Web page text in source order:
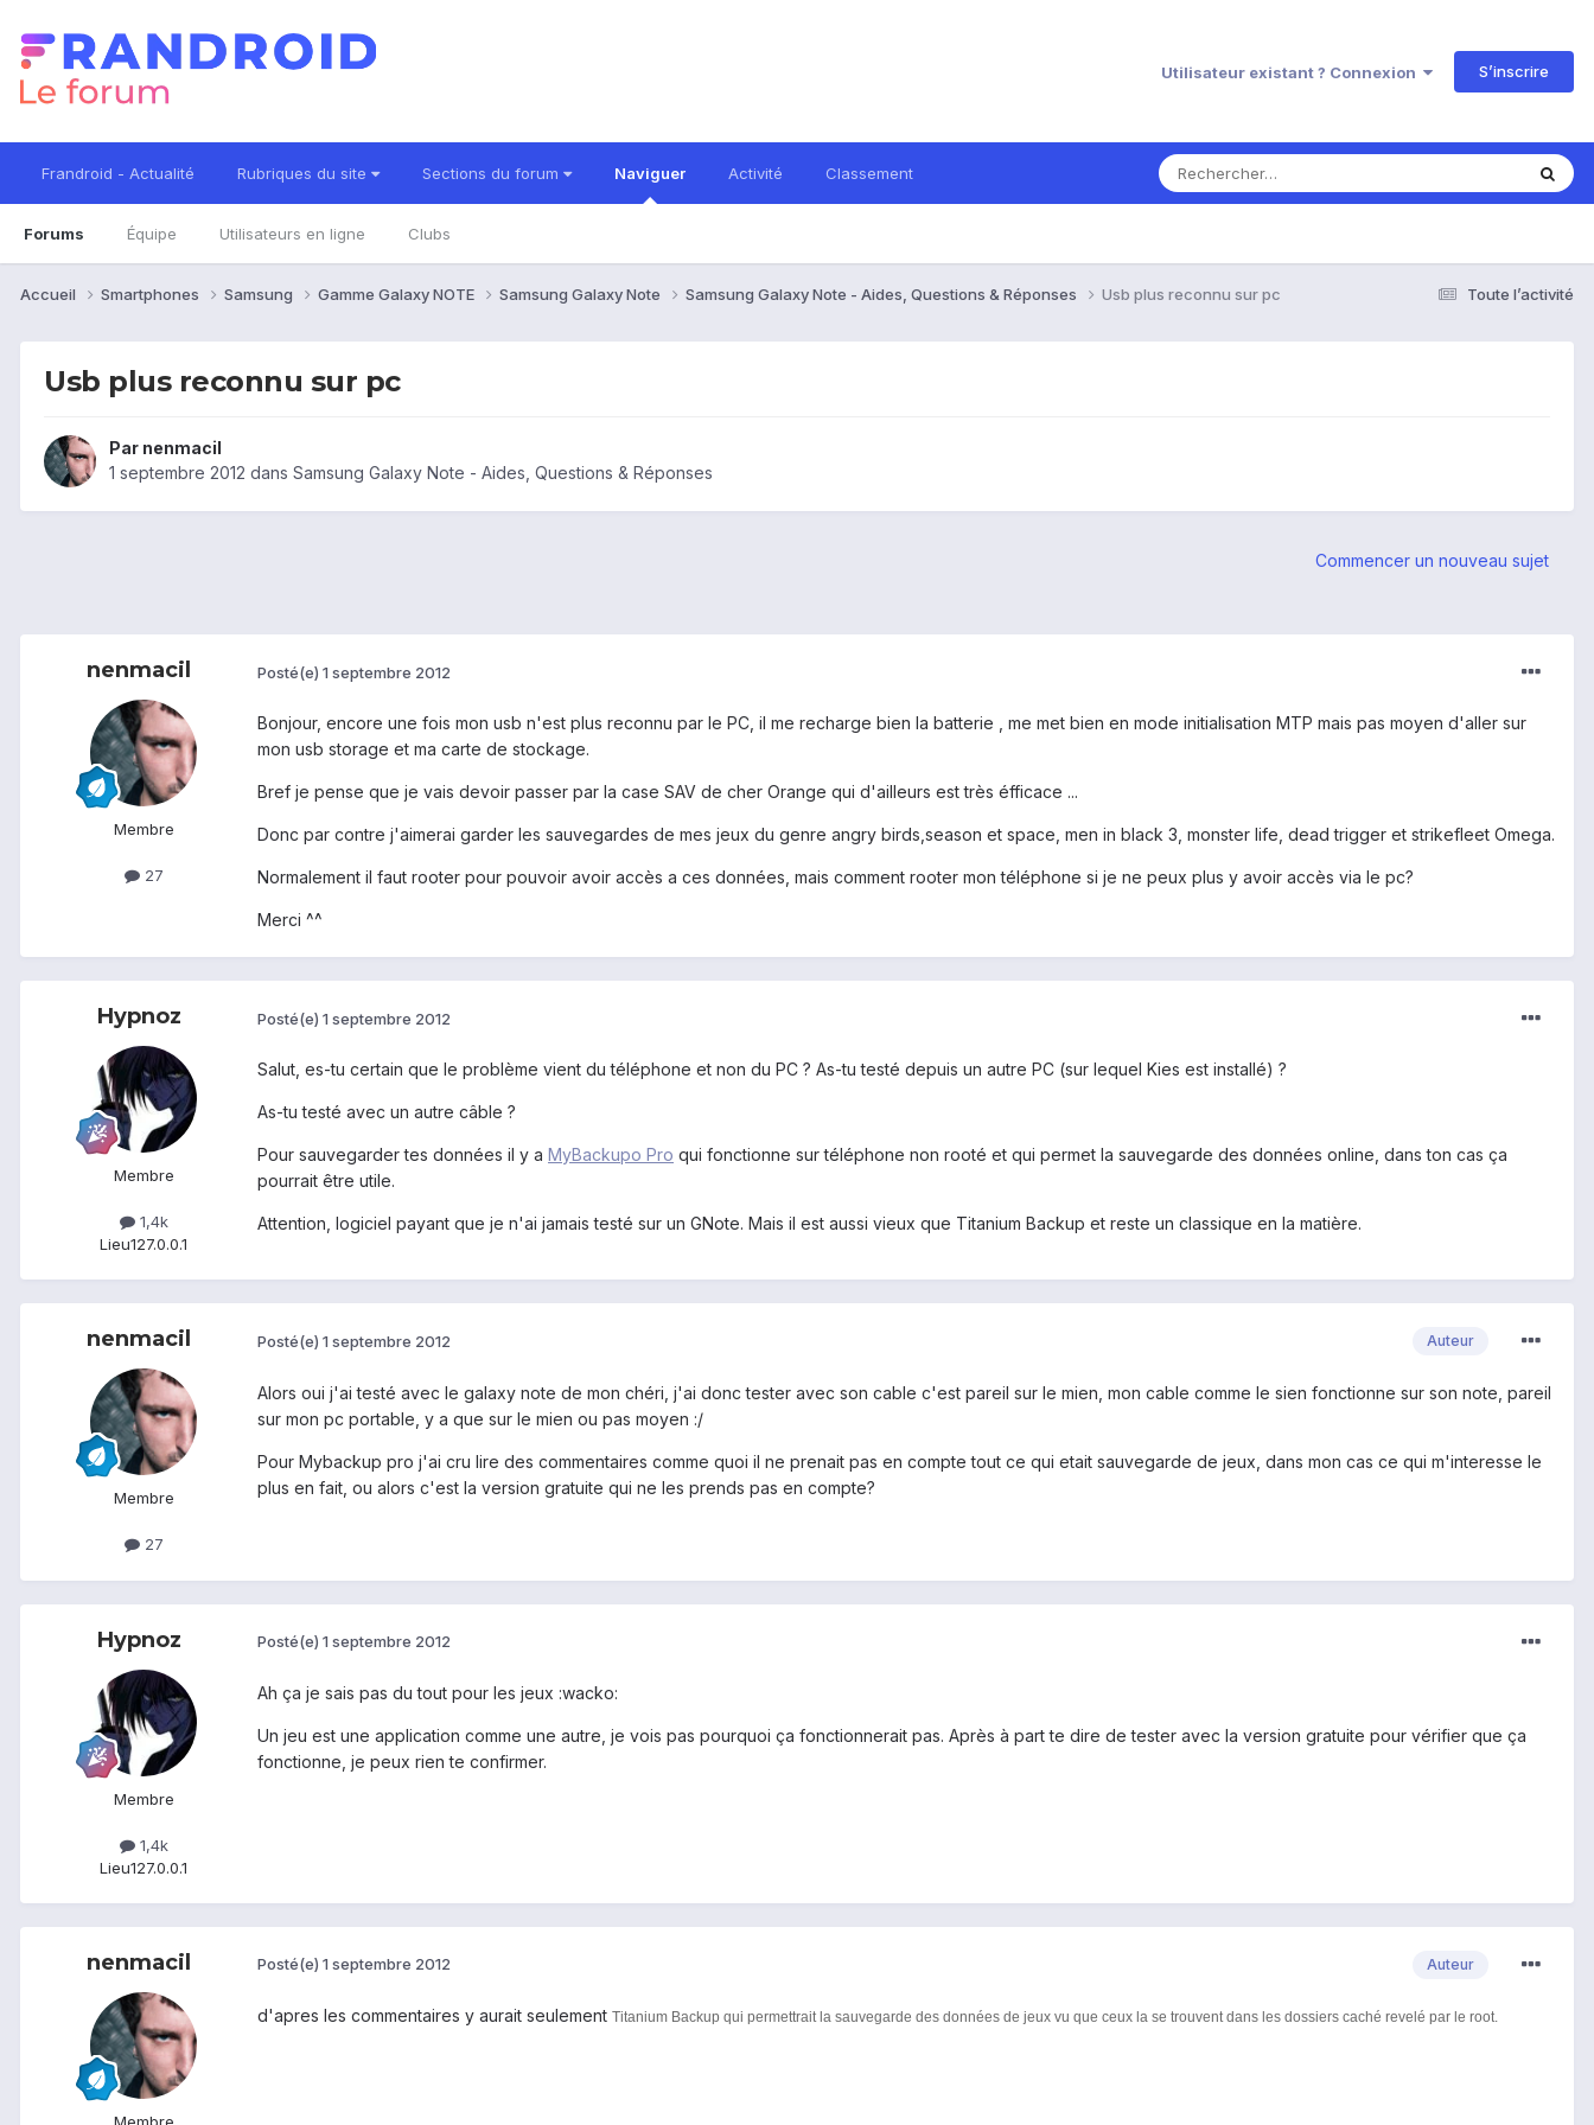
Utilisateur existant ? Connexion S’inscrire
Frandroid - Actualité Rubriques du site Sections du forum Naviguer
Forums Équipe Utilisateurs en ligne Clubs
Activité Classement
Toute l’activité
Accueil Smartphones Samsung Gamme Galaxy NOTE Samsung Galaxy Note Samsung Galaxy Note - Aides, Questions & Réponses Usb plus reconnu sur pc
Usb plus reconnu sur pc
Par nenmacil
1 septembre 2012 dans Samsung Galaxy Note - Aides, Questions & Réponses
Commencer un nouveau sujet
nenmacil
Membre
27
Posté(e) 1 septembre 2012
Bonjour, encore une fois mon usb n'est plus reconnu par le PC, il me recharge bien la batterie , me met bien en mode initialisation MTP mais pas moyen d'aller sur
mon usb storage et ma carte de stockage.
Bref je pense que je vais devoir passer par la case SAV de cher Orange qui d'ailleurs est très éfficace ...
Donc par contre j'aimerai garder les sauvegardes de mes jeux du genre angry birds,season et space, men in black 3, monster life, dead trigger et strikefleet Omega.
Normalement il faut rooter pour pouvoir avoir accès a ces données, mais comment rooter mon téléphone si je ne peux plus y avoir accès via le pc?
Merci ^^
Hypnoz
Membre
1,4k
Lieu127.0.0.1
Posté(e) 1 septembre 2012
Salut, es-tu certain que le problème vient du téléphone et non du PC ? As-tu testé depuis un autre PC (sur lequel Kies est installé) ?
As-tu testé avec un autre câble ?
Pour sauvegarder tes données il y a MyBackupo Pro qui fonctionne sur téléphone non rooté et qui permet la sauvegarde des données online, dans ton cas ça
pourrait être utile.
Attention, logiciel payant que je n'ai jamais testé sur un GNote. Mais il est aussi vieux que Titanium Backup et reste un classique en la matière.
nenmacil
Membre
27
Auteur
Posté(e) 1 septembre 2012
Alors oui j'ai testé avec le galaxy note de mon chéri, j'ai donc tester avec son cable c'est pareil sur le mien, mon cable comme le sien fonctionne sur son note, pareil
sur mon pc portable, y a que sur le mien ou pas moyen :/
Pour Mybackup pro j'ai cru lire des commentaires comme quoi il ne prenait pas en compte tout ce qui etait sauvegarde de jeux, dans mon cas ce qui m'interesse le
plus en fait, ou alors c'est la version gratuite qui ne les prends pas en compte?
Hypnoz
Membre
1,4k
Lieu127.0.0.1
Posté(e) 1 septembre 2012
Ah ça je sais pas du tout pour les jeux :wacko:
Un jeu est une application comme une autre, je vois pas pourquoi ça fonctionnerait pas. Après à part te dire de tester avec la version gratuite pour vérifier que ça
fonctionne, je peux rien te confirmer.
nenmacil
Membre
Auteur
Posté(e) 1 septembre 2012
d'apres les commentaires y aurait seulement Titanium Backup qui permettrait la sauvegarde des données de jeux vu que ceux la se trouvent dans les dossiers caché revelé par le root.